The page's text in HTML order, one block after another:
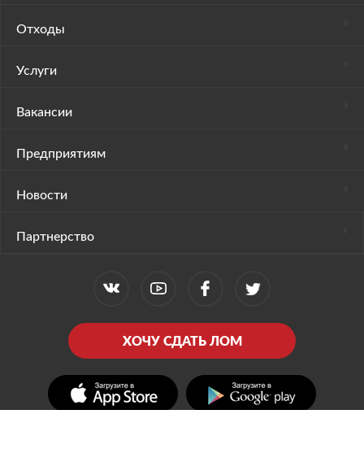
Отходы
Услуги
Вакансии
Предприятиям
Новости
Партнерство
ХОЧУ СДАТЬ ЛОМ